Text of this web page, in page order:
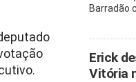
Barradão
Erick
Vitória